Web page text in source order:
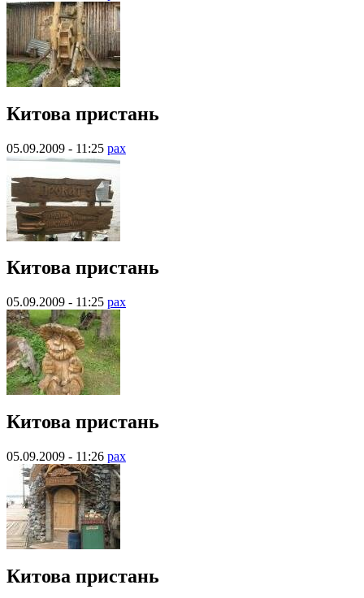
Китова пристань
05.09.2009 - 11:25 pax
Китова пристань
05.09.2009 - 11:25 pax
Китова пристань
05.09.2009 - 11:26 pax
Китова пристань